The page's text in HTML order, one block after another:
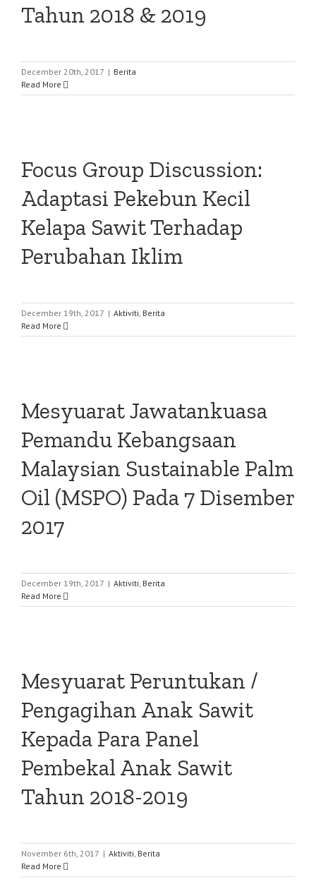
Tahun 2018 & 2019
December 20th, 2017 | Berita
Read More
Focus Group Discussion:
Adaptasi Pekebun Kecil
Kelapa Sawit Terhadap
Perubahan Iklim
December 19th, 2017 | Aktiviti, Berita
Read More
Mesyuarat Jawatankuasa
Pemandu Kebangsaan
Malaysian Sustainable Palm
Oil (MSPO) Pada 7 Disember
2017
December 19th, 2017 | Aktiviti, Berita
Read More
Mesyuarat Peruntukan /
Pengagihan Anak Sawit
Kepada Para Panel
Pembekal Anak Sawit
Tahun 2018-2019
November 6th, 2017 | Aktiviti, Berita
Read More